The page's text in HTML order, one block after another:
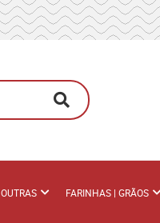
OUTRAS FARINHAS | GRÃOS